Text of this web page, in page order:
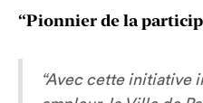
“Pionnier de la
“Avec cette initiative